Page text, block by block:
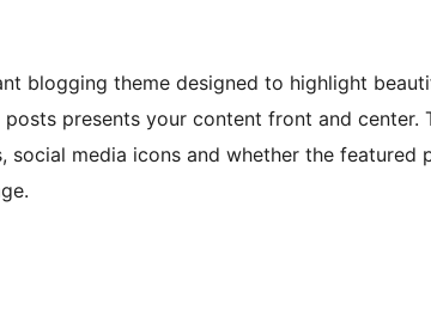
blogging theme designed to highlight
presents your content front and center.
social media icons and whether the featured